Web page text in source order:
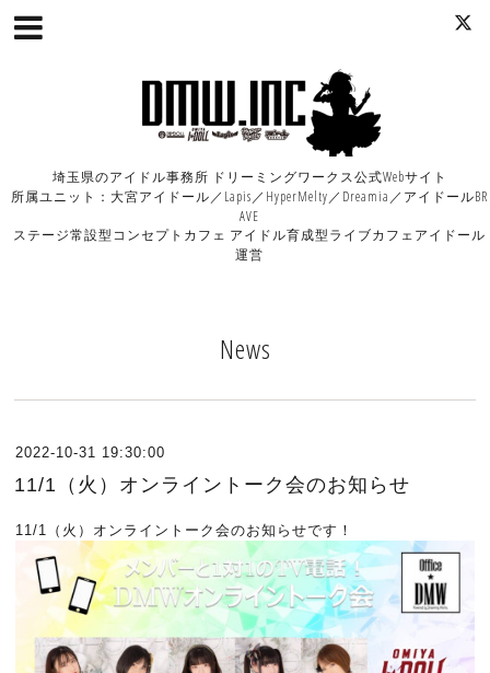
埼玉県のアイドル事務所 ドリーミングワークス公式Webサイト
所属ユニット：大宮アイドール／Lapis／HyperMelty／Dreamia／アイドールBR
AVE
ステージ常設型コンセプトカフェ アイドル育成型ライブカフェアイドール
運営
News
2022-10-31 19:30:00
11/1（火）オンライントーク会のお知らせ
11/1（火）オンライントーク会のお知らせです！